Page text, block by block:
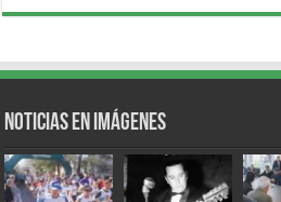
Noticias en Imágenes